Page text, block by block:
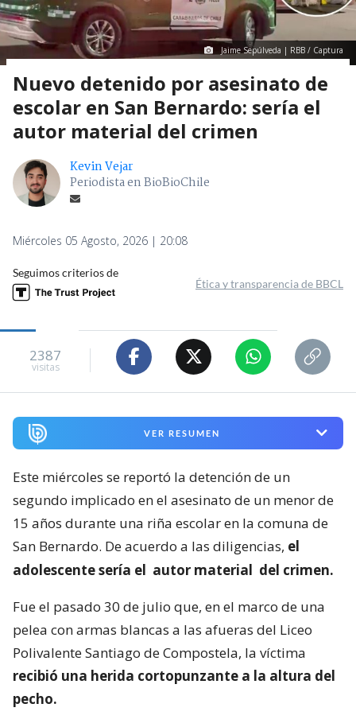
Jaime Sepúlveda | RBB / Captura
Nuevo detenido por asesinato de
escolar en San Bernardo: sería el
autor material del crimen
Kevin Vejar
Periodista en BioBioChile
Miércoles 05 Agosto, 2026 | 20:08
Seguimos criterios de
Ética y transparencia de BBCL
2387
visitas
VER RESUMEN
Este miércoles se reportó la detención de un
segundo implicado en el asesinato de un menor de
15 años durante una riña escolar en la comuna de
San Bernardo. De acuerdo a las diligencias, el
adolescente sería el autor material del crimen.
Fue el pasado 30 de julio que, en el marco de una
pelea con armas blancas a las afueras del Liceo
Polivalente Santiago de Compostela, la víctima
recibió una herida cortopunzante a la altura del
pecho.